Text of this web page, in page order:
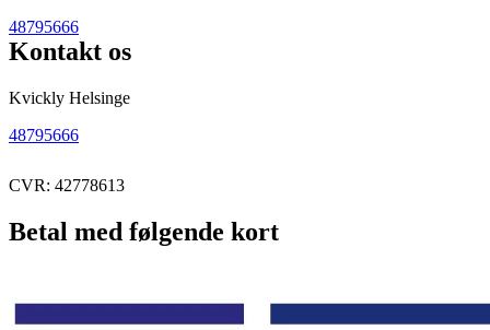
48795666
Kontakt os
Kvickly Helsinge
48795666
CVR: 42778613
Betal med følgende kort